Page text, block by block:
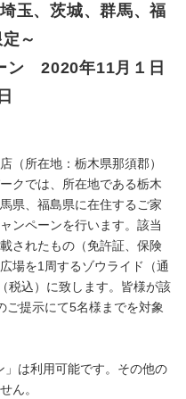
玉、茨城、群馬、福
～
ン 2020年11月１日
（所在地：栃木県那須郡）
クでは、所在地である栃木
県、福島県に在住するご家
ンペーンを行います。該当
されたもの（免許証、保険
場を1周するゾウライド（通
税込）に致します。皆様が該
ご提示にて5名様までを対象
は利用可能です。その他の
ん。